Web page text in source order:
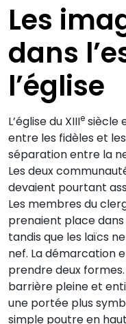
Les
dans
l’église
L’église du XIIIe siècle
entre les fidèles et
séparation entre la
Les deux
devaient pourtant
Les membres du
prenaient place
tandis que les laïcs
nef. La démarcation
prendre deux
barrière pleine et
une portée plus
simple poutre en